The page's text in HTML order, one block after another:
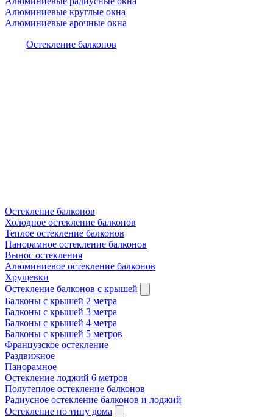
Алюминиевые круглые окна
Алюминиевые арочные окна
Остекление балконов
Остекление балконов
Холодное остекление балконов
Теплое остекление балконов
Панорамное остекление балконов
Вынос остекления
Алюминиевое остекление балконов
Хрущевки
Остекление балконов с крышей
Балконы с крышей 2 метра
Балконы с крышей 3 метра
Балконы с крышей 4 метра
Балконы с крышей 5 метров
Французское остекление
Раздвижное
Панорамное
Остекление лоджий 6 метров
Полутеплое остекление балконов
Радиусное остекление балконов и лоджий
Остекление по типу дома